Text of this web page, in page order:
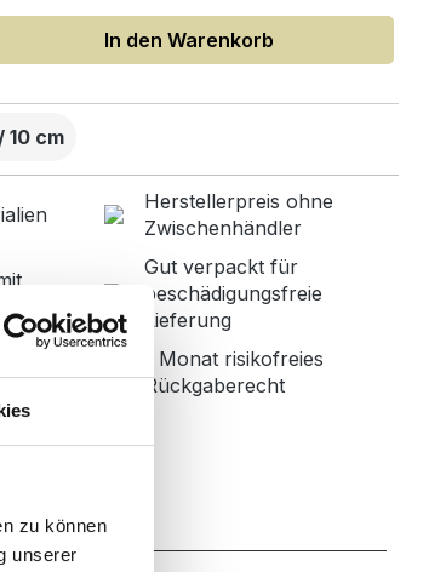
zu können
unserer
Gib den gewünschten Wert
In den Warenkorb
10 cm
Herstellerpreis ohne
Zwischenhändler
Gut verpackt für
beschädigungsfreie
Lieferung
1 Monat risikofreies
Rückgaberecht